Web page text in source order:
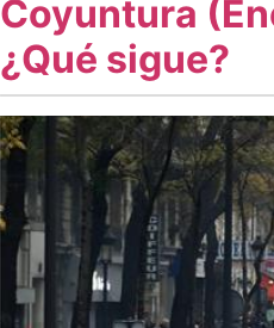
Coyuntura
¿Qué sigue?